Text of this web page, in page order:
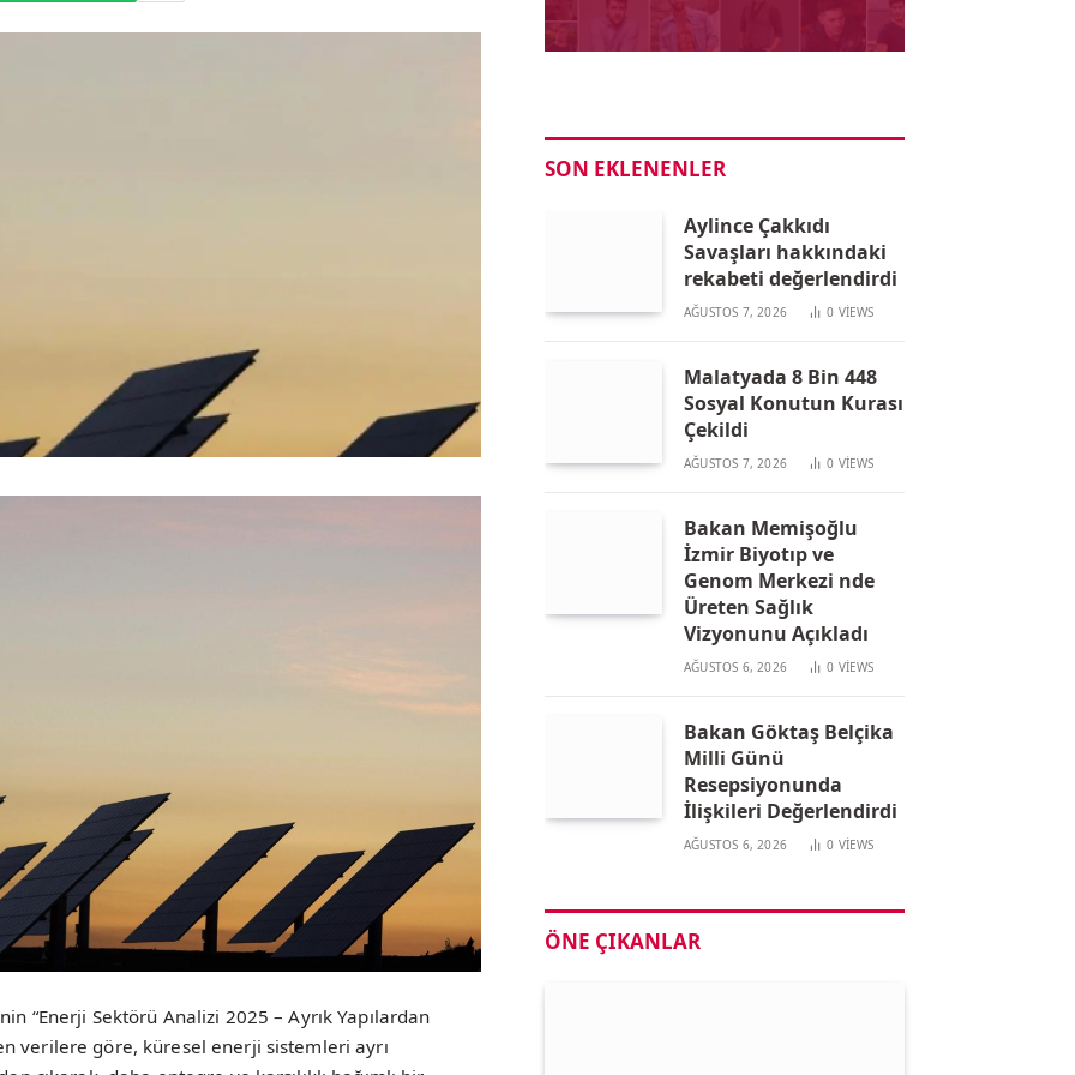
“Enerji Sektörü Analizi 2025 – Ayrık Yapılardan
verilere göre, küresel enerji sistemleri ayrı
SON EKLENENLER
Aylince Çakkıdı
Savaşları hakkındaki
rekabeti değerlendirdi
AĞUSTOS 7, 2026 0 VIEWS
Malatyada 8 Bin 448
Sosyal Konutun Kurası
Çekildi
AĞUSTOS 7, 2026 0 VIEWS
Bakan Memişoğlu
İzmir Biyotıp ve
Genom Merkezi nde
Üreten Sağlık
Vizyonunu Açıkladı
AĞUSTOS 6, 2026 0 VIEWS
Bakan Göktaş Belçika
Milli Günü
Resepsiyonunda
İlişkileri Değerlendirdi
AĞUSTOS 6, 2026 0 VIEWS
ÖNE ÇIKANLAR